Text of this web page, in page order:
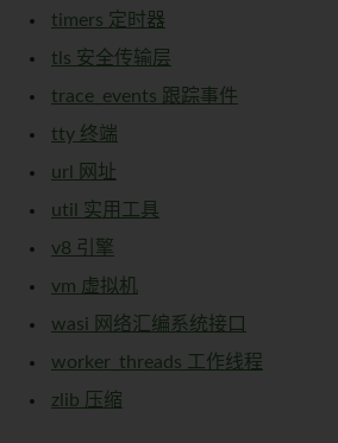
timers 定时器
tls 安全传输层
trace_events 跟踪事件
tty 终端
url 网址
util 实用工具
v8 引擎
vm 虚拟机
wasi 网络汇编系统接口
worker_threads 工作线程
zlib 压缩